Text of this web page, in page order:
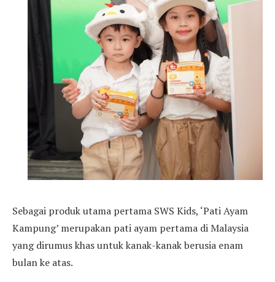
Sebagai produk utama pertama SWS Kids, ‘Pati Ayam
Kampung’ merupakan pati ayam pertama di Malaysia
yang dirumus khas untuk kanak-kanak berusia enam
bulan ke atas.